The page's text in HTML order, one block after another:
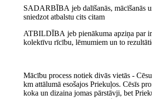
SADARBĪBA jeb dalīšanās, mācīšanās
sniedzot atbalstu cits citam
ATBILDĪBA jeb pienākuma apziņa par
kolektīvu rīcību, lēmumiem un to
Mācību process notiek divās vietās -
km attālumā esošajos Priekuļos. Cēsīs
koka un dizaina jomas pārstāvji, bet